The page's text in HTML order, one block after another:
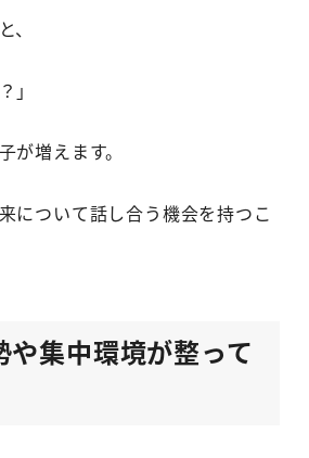
」
が増えます。
について話し合う機会を持つこ
集中環境が整って